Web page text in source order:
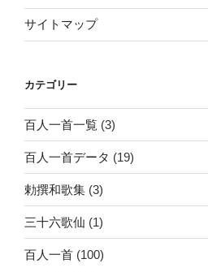
サイトマップ
カテゴリー
百人一首一覧 (3)
百人一首データ (19)
勅撰和歌集 (3)
三十六歌仙 (1)
百人一首 (100)